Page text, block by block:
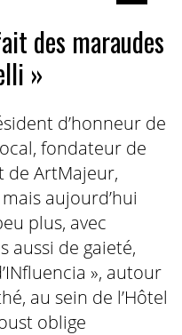
des maraudes
»
d’honneur de
fondateur de
de ArtMajeur,
aujourd’hui
plus, avec
aussi de gaieté,
», autour
au sein de l’Hôtel
oblige